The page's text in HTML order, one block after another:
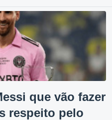
que vão fazer
respeito pelo